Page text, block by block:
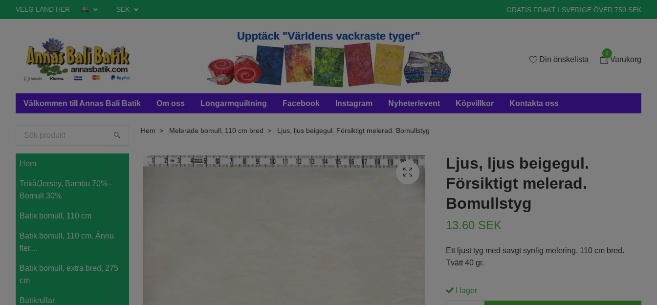
VELG LAND HER SEK GRATIS FRAKT I SVERIGE ÖVER 750 SEK
Din önskelista
0
Varukorg
Välkommen till Annas Bali Batik Om oss Longarmquiltning Facebook Instagram Nyheter/event Köpvillkor Kontakta oss
Hem
Trikå/Jersey, Bambu 70% -
Bomull 30%
Batik bomull, 110 cm
Batik bomull, 110 cm. Ännu
fler....
Batik bomull, extra bred, 275
cm
Batikrullar
Hem Melerade bomull, 110 cm bred Ljus, ljus beigegul. Försiktigt melerad. Bomullstyg
Ljus, ljus beigegul.
Försiktigt melerad.
Bomullstyg
13.60 SEK
Ett ljust tyg med savgt synlig melering. 110 cm bred.
Tvätt 40 gr.
I lager